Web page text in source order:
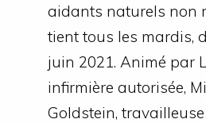
aidants naturels non
tient tous les mardis,
juin 2021. Animé par
infirmière autorisée,
Goldstein,